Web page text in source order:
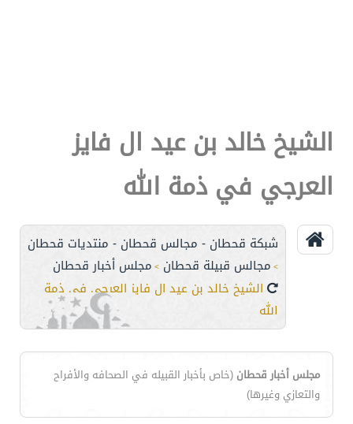
الشيخ خالد بن عيد ال فايز
العرجي في ذمة الله
شبكة قحطان - مجالس قحطان - منتديات قحطان
> مجالس قبيلة قحطان > مجلس أخبار قحطان
الشيخ خالد بن عيد ال فايز العرجي في ذمة
الله
مجلس أخبار قحطان (خاص بأخبار القبيله في الصحافه والأفراح
والتعازي وغيرها)